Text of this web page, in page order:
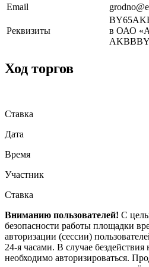
Email
Реквизиты
в ОАО
Ход торгов
Ставка
Дата
Время
Участник
Ставка
Вниманию пользователей! С
безопасности работы площадки
авторизации (сессии)
24-я часами. В случае
необходимо авторизироваться.